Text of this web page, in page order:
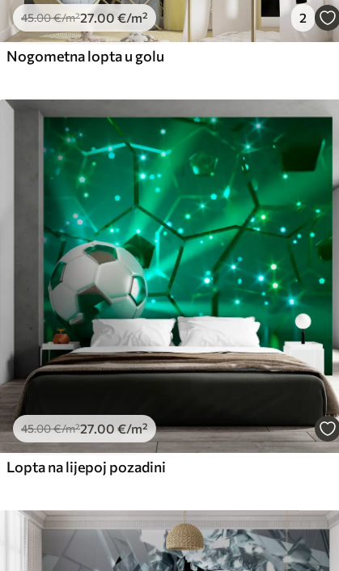
45.0027.00€/m²
Premium vinil
45.00€/m²27.00€/m² 2
Nogometna lopta u golu
45.00€/m²27.00 €/m²
Lopta na lijepoj pozadini